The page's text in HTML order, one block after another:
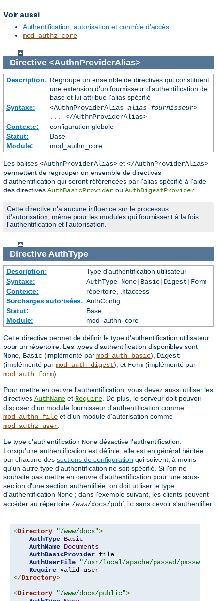
Voir aussi
Authentification, autorisation et contrôle d'accès
mod_authz_core
Directive <AuthnProviderAlias>
Description: Regroupe un ensemble de directives qui constituent
une extension d'un fournisseur d'authentification de
base et lui attribue l'alias spécifié
Syntaxe:
<AuthnProviderAlias alias-fournisseur>
... </AuthnProviderAlias>
Contexte:
configuration globale
Statut:
Base
Module:
mod_authn_core
Les balises <AuthnProviderAlias> et </AuthnProviderAlias>
permettent de regrouper un ensemble de directives
d'authentification qui seront référencées par l'alias spécifié à l'aide
des directives AuthBasicProvider ou AuthDigestProvider
Cette directive n'a aucune influence sur le processus
d'autorisation, même pour les modules qui fournissent à la fois
l'authentification et l'autorisation.
Directive AuthType
Description:
Type d'authentification utilisateur
Syntaxe:
AuthType None|Basic|Digest|Form
Contexte:
répertoire, .htaccess
Surcharges autorisées: AuthConfig
Statut:
Base
Module:
mod_authn_core
Cette directive permet de définir le type d'authentification utilisateur
pour un répertoire. Les types d'authentification disponibles sont
None, Basic (implémenté par mod_auth_basic), Digest
(implémenté par mod_auth_digest), et Form (implémenté par
mod_auth_form).
Pour mettre en oeuvre l'authentification, vous devez aussi utiliser les
directives AuthName et Require. De plus, le serveur doit pouvoir
disposer d'un module fournisseur d'authentification comme
mod_authn_file et d'un module d'autorisation comme
mod_authz_user.
Le type d'authentification None désactive l'authentification.
Lorsqu'une authentification est définie, elle est en général héritée
par chacune des sections de configuration qui suivent, à moins
qu'un autre type d'authentification ne soit spécifié. Si l'on ne
souhaite pas mettre en oeuvre d'authentification pour une sous-
section d'une section authentifiée, on doit utiliser le type
d'authentification None ; dans l'exemple suivant, les clients peuvent
accéder au répertoire /www/docs/public sans devoir s'authentifier
:
<Directory "/www/docs">
AuthType Basic
AuthName Documents
AuthBasicProvider file
AuthUserFile
"/usr/local/apache/passwd/
Require
</Directory>
<Directory "/www/docs/public">